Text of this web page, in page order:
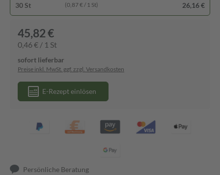
30 St (0,87 € / 1 St) 26,16 €
45,82 €
0,46 € / 1 St
sofort lieferbar
Preise inkl. MwSt. ggf. zzgl. Versandkosten
E-Rezept einlösen
Persönliche Beratung